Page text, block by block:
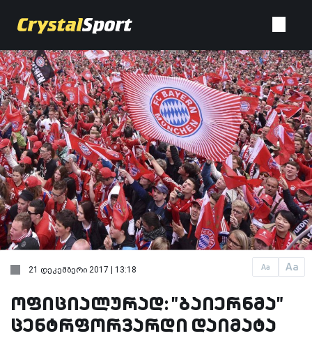
Aa Aa
21 დეკემბერი 2017 | 13:18
ოფიციალურად: "ბაიერნმა"
ცენტრფორვარდი დაიმატა